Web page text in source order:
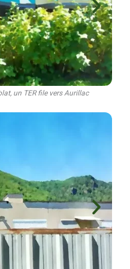
un TER file vers Aurillac